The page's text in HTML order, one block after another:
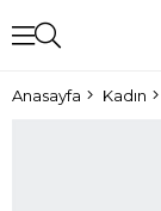
Anasayfa Kadın